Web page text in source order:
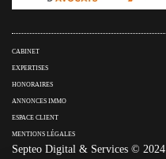
CABINET
EXPERTISES
HONORAIRES
ANNONCES IMMO
ESPACE CLIENT
MENTIONS LÉGALES
Septeo Digital & Services © 2024